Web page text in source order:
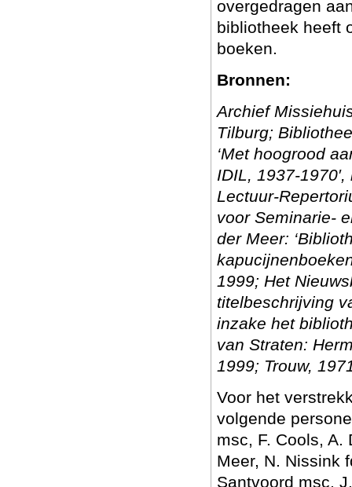
overgedragen
bibliotheek heeft
boeken.
Bronnen:
Archief
Tilburg;
‘Met hoogrood
IDIL, 1937-
Lectuur-
voor Seminarie-
der Meer:
1999; Het
titelbeschrijving
inzake het
van Straten:
1999; Trouw,
Voor het
volgende
msc, F. Cools, A.
Meer, N. Nissink
Santvoord msc,